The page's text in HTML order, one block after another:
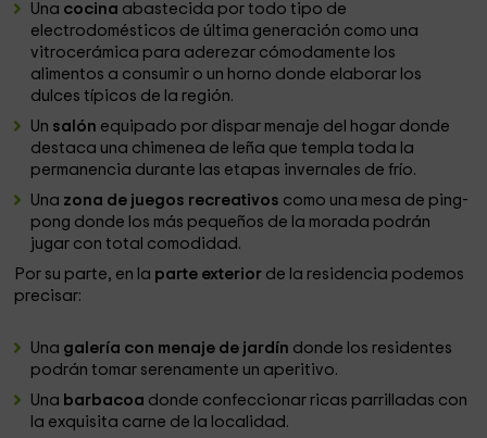
Una cocina abastecida por todo tipo de
electrodomésticos de última generación como una
vitrocerámica para aderezar cómodamente los
alimentos a consumir o un horno donde elaborar los
dulces típicos de la región.
Un salón equipado por dispar menaje del hogar donde
destaca una chimenea de leña que templa toda la
permanencia durante las etapas invernales de frío.
Una zona de juegos recreativos como una mesa de ping-
pong donde los más pequeños de la morada podrán
jugar con total comodidad.
Por su parte, en la parte exterior de la residencia podemos
precisar:
Una galería con menaje de jardín donde los residentes
podrán tomar serenamente un aperitivo.
Una barbacoa donde confeccionar ricas parrilladas con
la exquisita carne de la localidad.